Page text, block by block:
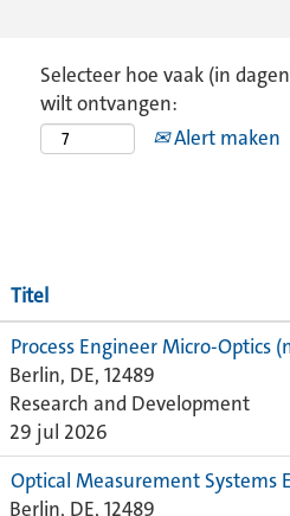
Selecteer hoe vaak (in
wilt ontvangen:
Alert maken
Titel
Process Engineer Micro-Optics
Berlin, DE, 12489
Research and Development
29 jul 2026
Optical Measurement Systems
Berlin, DE, 12489